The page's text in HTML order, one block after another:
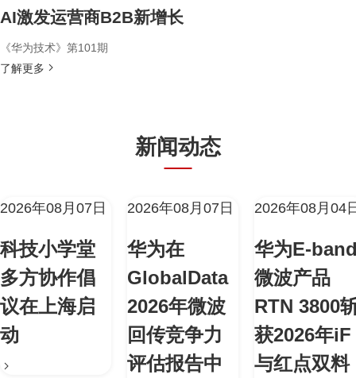
AI激发运营商B2B新增长
《华为技术》第101期
了解更多
新闻动态
2026年08月07日
科技小学堂
多方协作倡
议在上海启
动
2026年08月07日
华为在
GlobalData
2026年微波
回传竞争力
评估报告中
2026年08月04
华为E-
微波产品
RTN 3800
获2026年iF
与红点双料